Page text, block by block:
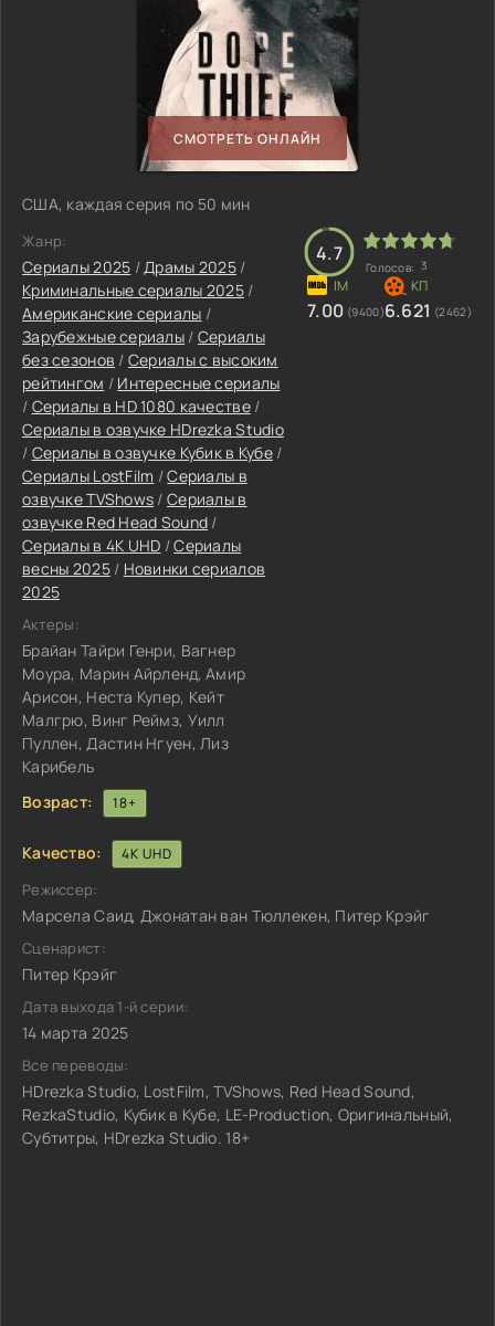
СМОТРЕТЬ ОНЛАЙН
США, каждая серия по 50 мин
Жанр:
Сериалы 2025 /Драмы 2025 /
Криминальные сериалы 2025 /
Американские сериалы /
Зарубежные сериалы / Сериалы
без сезонов / Сериалы с высоким
рейтингом / Интересные сериалы
/ Сериалы в HD 1080 качестве/
Сериалы в озвучке HDrezka Studio
/ Сериалы в озвучке Кубик в Кубе/
Сериалы LostFilm /Сериалы в
озвучке TVShows /Сериалы в
озвучке Red Head Sound /
Сериалы в 4K UHD /Сериалы
весны 2025/ Новинки сериалов
2025
Актеры:
Брайан Тайри Генри, Вагнер
Моура, Марин Айрленд, Амир
Арисон, Неста Купер, Кейт
Малгрю, Винг Реймз, Уилл
Пуллен, Дастин Нгуен, Лиз
Карибель
Возраст:
18+
4.7
Голосов: 3
7.00 (9400)6.621 (2462)
Качество: 4K UHD
Режиссер:
Марсела Саид, Джонатан ван Тюллекен, Питер Крэйг
Сценарист:
Питер Крэйг
Дата выхода 1-й серии:
14 марта 2025
Все переводы:
HDrezka Studio, LostFilm, TVShows, Red Head Sound,
RezkaStudio, Кубик в Кубе, LE-Production, Оригинальный,
Субтитры, HDrezka Studio. 18+